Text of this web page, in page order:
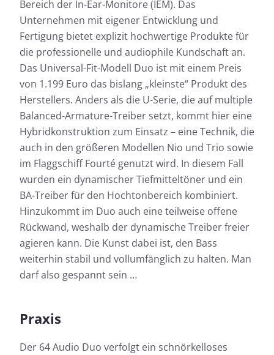
Bereich der In-Ear-Monitore (IEM). Das
Unternehmen mit eigener Entwicklung und
Fertigung bietet explizit hochwertige Produkte für
die professionelle und audiophile Kundschaft an.
Das Universal-Fit-Modell Duo ist mit einem Preis
von 1.199 Euro das bislang „kleinste“ Produkt des
Herstellers. Anders als die U-Serie, die auf multiple
Balanced-Armature-Treiber setzt, kommt hier eine
Hybridkonstruktion zum Einsatz – eine Technik, die
auch in den größeren Modellen Nio und Trio sowie
im Flaggschiff Fourté genutzt wird. In diesem Fall
wurden ein dynamischer Tiefmitteltöner und ein
BA-Treiber für den Hochtonbereich kombiniert.
Hinzukommt im Duo auch eine teilweise offene
Rückwand, weshalb der dynamische Treiber freier
agieren kann. Die Kunst dabei ist, den Bass
weiterhin stabil und vollumfänglich zu halten. Man
darf also gespannt sein …
Praxis
Der 64 Audio Duo verfolgt ein schnörkelloses